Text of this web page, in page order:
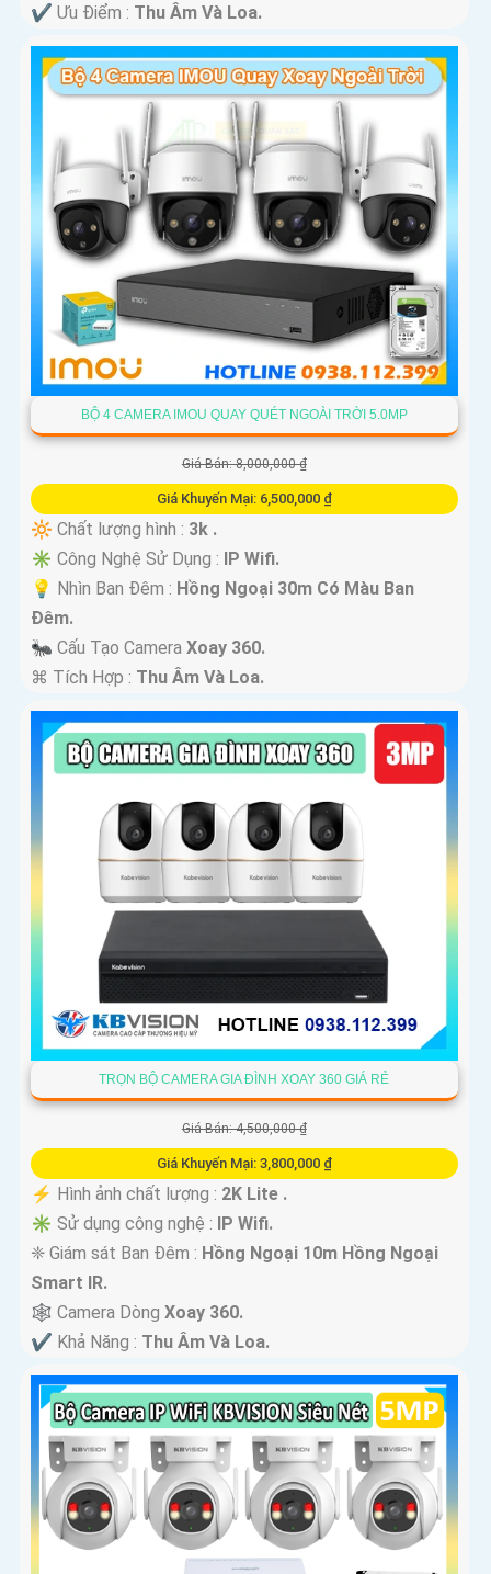
️✔️ Ưu Điểm : Thu Âm Và Loa.
BỘ 4 CAMERA IMOU QUAY QUÉT NGOÀI TRỜI 5.0MP
Giá Bán: 8,000,000 ₫
Giá Khuyến Mại: 6,500,000 ₫
🔆 Chất lượng hình : 3k .
✳️ Công Nghệ Sử Dụng : IP Wifi.
💡 Nhìn Ban Đêm : Hồng Ngoại 30m Có Màu Ban
Ðêm.
🐜 Cấu Tạo Camera Xoay 360.
️⌘ Tích Hợp : Thu Âm Và Loa.
TRỌN BỘ CAMERA GIA ĐÌNH XOAY 360 GIÁ RẺ
Giá Bán: 4,500,000 ₫
Giá Khuyến Mại: 3,800,000 ₫
️⚡ Hình ảnh chất lượng : 2K Lite .
✳️ Sử dụng công nghệ : IP Wifi.
❈ Giám sát Ban Đêm : Hồng Ngoại 10m Hồng Ngoại
Smart IR.
🕸️ Camera Dòng Xoay 360.
️✔️ Khả Năng : Thu Âm Và Loa.